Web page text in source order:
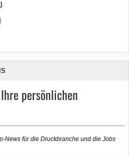
persönlichen
News für die Druckbranche und die Jobs